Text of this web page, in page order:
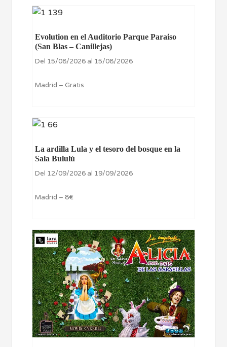
Evolution en el Auditorio Parque Paraiso
(San Blas – Canillejas)
Del 15/08/2026 al 15/08/2026
Madrid – Gratis
La ardilla Lula y el tesoro del bosque en la
Sala Bululú
Del 12/09/2026 al 19/09/2026
Madrid – 8€